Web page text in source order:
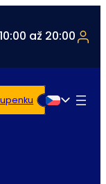
10:00 až 20:00
Čeština